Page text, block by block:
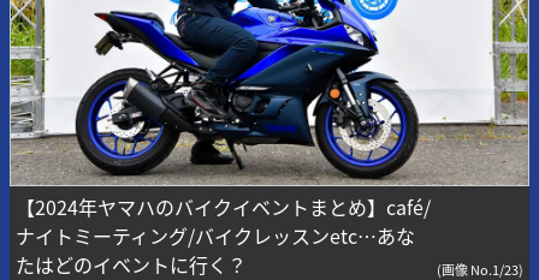
【2024年ヤマハのバイクイベントまとめ】café/
ナイトミーティング/バイクレッスンetc…あな
たはどのイベントに行く？
(画像 No.1/23)